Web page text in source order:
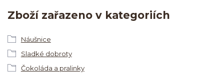
Zboží zařazeno v kategoriích
Náušnice
Sladké dobroty
Čokoláda a pralinky